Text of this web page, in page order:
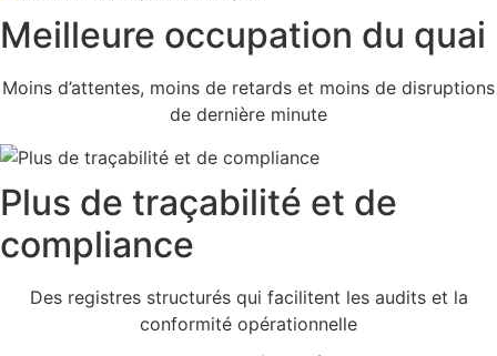
Meilleure occupation du quai
Moins d’attentes, moins de retards et moins de disruptions
de dernière minute
Plus de traçabilité et de
compliance
Des registres structurés qui facilitent les audits et la
conformité opérationnelle